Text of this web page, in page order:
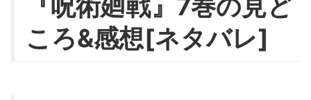
ころ&感想[ネタバレ]